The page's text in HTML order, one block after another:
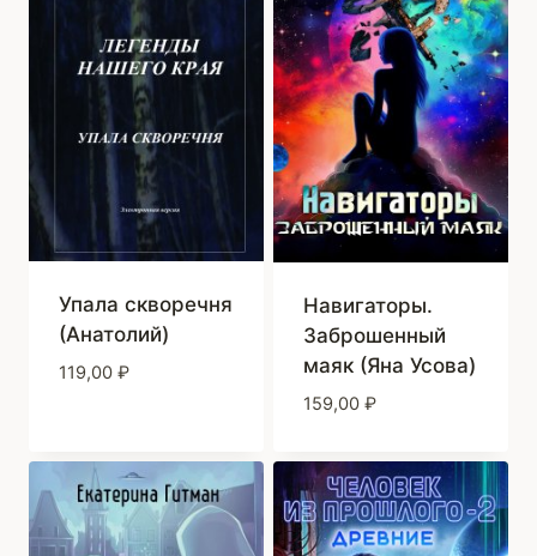
Упала скворечня
(Анатолий)
119,00 ₽
Навигаторы.
Заброшенный
маяк (Яна Усова)
159,00 ₽